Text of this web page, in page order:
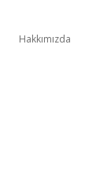
Hakkımızda